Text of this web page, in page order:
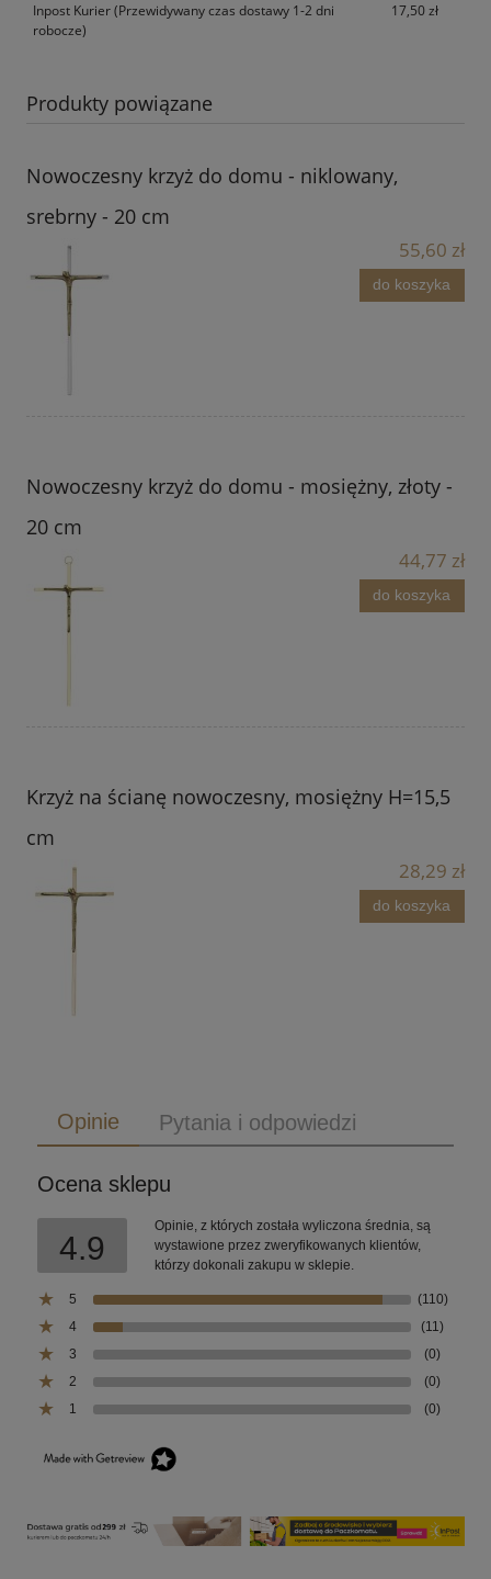
Inpost Kurier(Przewidywany czas dostawy 1-2 dni
robocze)
17,50 zł
Produkty powiązane
Nowoczesny krzyż do domu - niklowany,
srebrny - 20 cm
55,60 zł
do koszyka
Nowoczesny krzyż do domu - mosiężny, złoty -
20 cm
44,77 zł
do koszyka
Krzyż na ścianę nowoczesny, mosiężny H=15,5
cm
28,29 zł
do koszyka
Opinie Pytania i odpowiedzi
Ocena sklepu
4.9
Opinie, z których została wyliczona średnia, są
wystawione przez zweryfikowanych klientów,
którzy dokonali zakupu w sklepie.
5
(110)
4
(11)
3
(0)
2
(0)
1
(0)